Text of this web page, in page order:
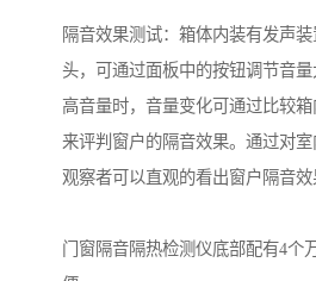
隔音效果测试：箱体内装有发声
头，可通过面板中的按钮调节音
高音量时，音量变化可通过比较
来评判窗户的隔音效果。通过对室
观察者可以直观的看出窗户隔音效
门窗隔音隔热检测仪底部配有4个